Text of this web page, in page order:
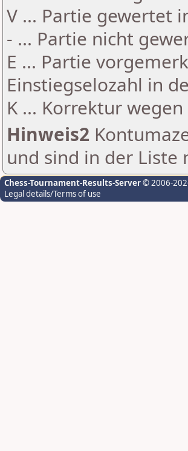
V ... Partie gewertet
- ... Partie nicht
E ... Partie
Einstiegselozahl in
K ... Korrektur
Hinweis2
und sind in der Liste
Chess-Tournament-Results-Server© 2006-
Legal details/Terms of use